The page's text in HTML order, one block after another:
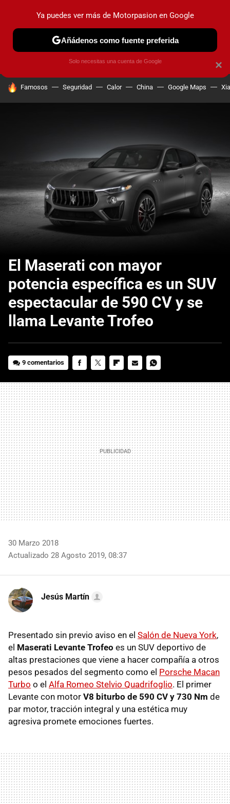
PRUEBAS COCHES ELÉCTRICOS OBSERVATORIO
HOY SE HABLA DE
Famosos Seguridad Calor China Google Maps
El Maserati con mayor
potencia específica es un SUV
espectacular de 590 CV y se
llama Levante Trofeo
9 comentarios
MAIL
30 Marzo 2018
Actualizado 28 Agosto 2019, 08:37
Jesús Martín
Presentado sin previo aviso en el Salón de Nueva York,
el Maserati Levante Trofeo es un SUV deportivo de
altas prestaciones que viene a hacer compañía a otros
pesos pesados del segmento como el Porsche Macan
Turbo o el Alfa Romeo Stelvio Quadrifoglio. El primer
Levante con motor V8 biturbo de 590 CV y 730 Nm de
par motor, tracción integral y una estética muy
agresiva promete emociones fuertes.
×
Ya puedes ver más de Motorpasion en Google
Añádenos como fuente preferida
Solo necesitas una cuenta de Google